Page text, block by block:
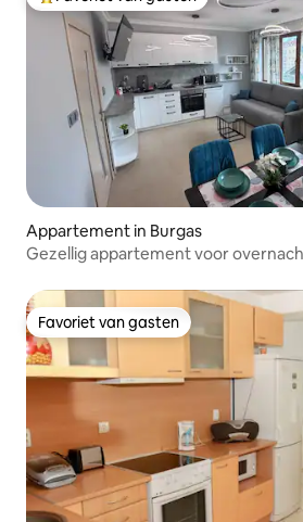
Topfavoriet van gasten
Appartement in Burgas
Gezellig appartement voor
Favoriet van gasten
Favoriet van gasten